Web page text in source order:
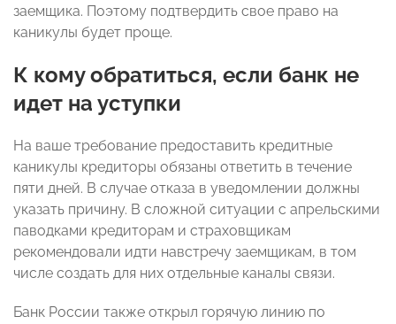
заемщика. Поэтому подтвердить свое право на
каникулы будет проще.
К кому обратиться, если банк не
идет на уступки
На ваше требование предоставить кредитные
каникулы кредиторы обязаны ответить в течение
пяти дней. В случае отказа в уведомлении должны
указать причину. В сложной ситуации с апрельскими
паводками кредиторам и страховщикам
рекомендовали идти навстречу заемщикам, в том
числе создать для них отдельные каналы связи.
Банк России также открыл горячую линию по